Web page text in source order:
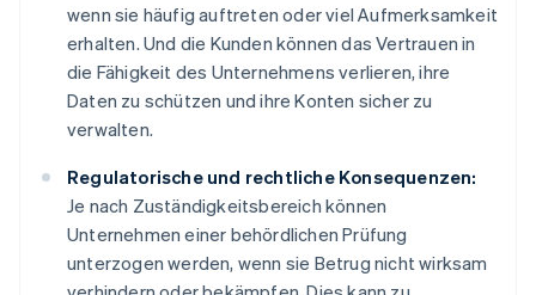
wenn sie häufig auftreten oder viel Aufmerksamkeit
erhalten. Und die Kunden können das Vertrauen in
die Fähigkeit des Unternehmens verlieren, ihre
Daten zu schützen und ihre Konten sicher zu
verwalten.
Regulatorische und rechtliche Konsequenzen:
Je nach Zuständigkeitsbereich können
Unternehmen einer behördlichen Prüfung
unterzogen werden, wenn sie Betrug nicht wirksam